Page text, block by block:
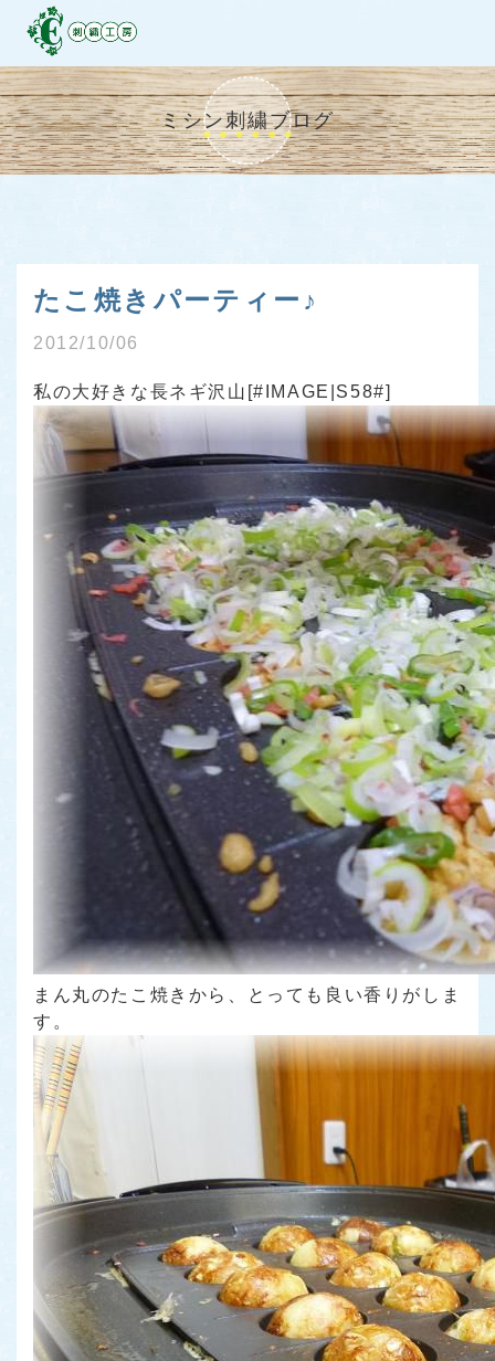
ミシン刺繍ブログ
たこ焼きパーティー♪
2012/10/06
私の大好きな長ネギ沢山[#IMAGE|S58#]
まん丸のたこ焼きから、とっても良い香りがしま
す。